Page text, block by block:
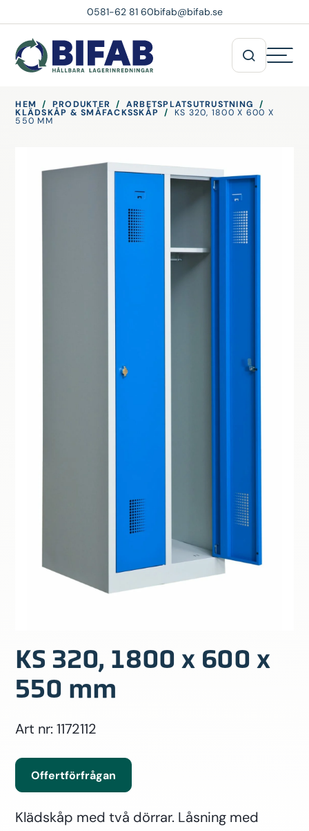
0581-62 81 60bifab@bifab.se
HEM / PRODUKTER / ARBETSPLATSUTRUSTNING
/
KLÄDSKÅP & SMÅFACKSSKÅP /
KS 320, 1800 X 600 X
550 MM
KS 320, 1800 x 600 x
550 mm
Art nr: 1172112
Offertförfrågan
Klädskåp med två dörrar. Låsning med